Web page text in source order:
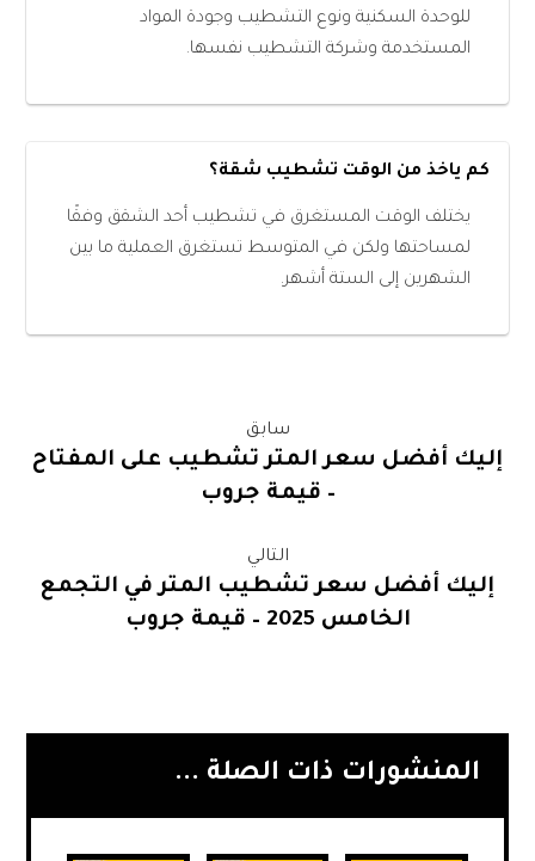
للوحدة السكنية ونوع التشطيب وجودة المواد
المستخدمة وشركة التشطيب نفسها.
كم ياخذ من الوقت تشطيب شقة؟
يختلف الوقت المستغرق في تشطيب أحد الشقق وفقًا
لمساحتها ولكن في المتوسط تستغرق العملية ما بين
الشهرين إلى الستة أشهر.
سابق
إليك أفضل سعر المتر تشطيب على المفتاح
– قيمة جروب
التالي
إليك أفضل سعر تشطيب المتر في التجمع
الخامس 2025 – قيمة جروب
المنشورات ذات الصلة ...